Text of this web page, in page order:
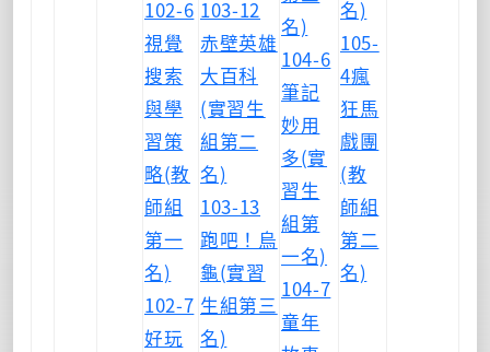
102-6
視覺
搜索
與學
習策
略(教
師組
第一
名)
102-7
好玩
103-12
赤壁英雄
大百科
(實習生
組第二
名)
103-13
跑吧！烏
龜(實習
生組第三
名)
名)
104-6
筆記
妙用
多(實
習生
組第
一名)
104-7
童年
名)
105-
4瘋
狂馬
戲團
(教
師組
第二
名)